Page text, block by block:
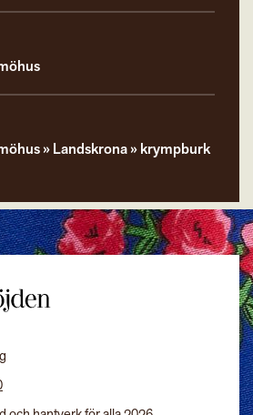
Landskrona krympburk